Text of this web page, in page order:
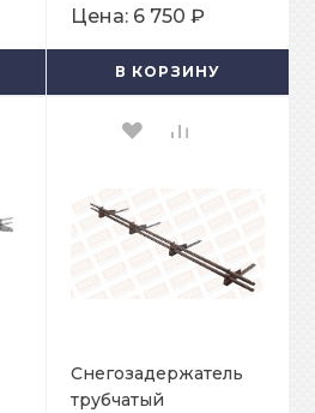
для профнастила H-
114
Цена: 6 750 ₽
В КОРЗИНУ
Снегозадержатель
трубчатый